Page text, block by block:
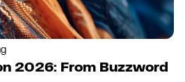
2026: From Buzzword